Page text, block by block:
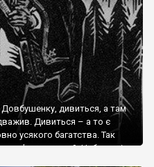
Довбушенку, дивиться, а там
Дивиться – а то є
усякого багатства. Так
дев’ятеро коней. Набрав він